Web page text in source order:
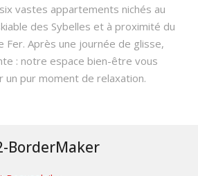
vastes appartements nichés au
des Sybelles et à proximité du
Fer. Après une journée de glisse,
: notre espace bien-être vous
un pur moment de relaxation.
BorderMaker